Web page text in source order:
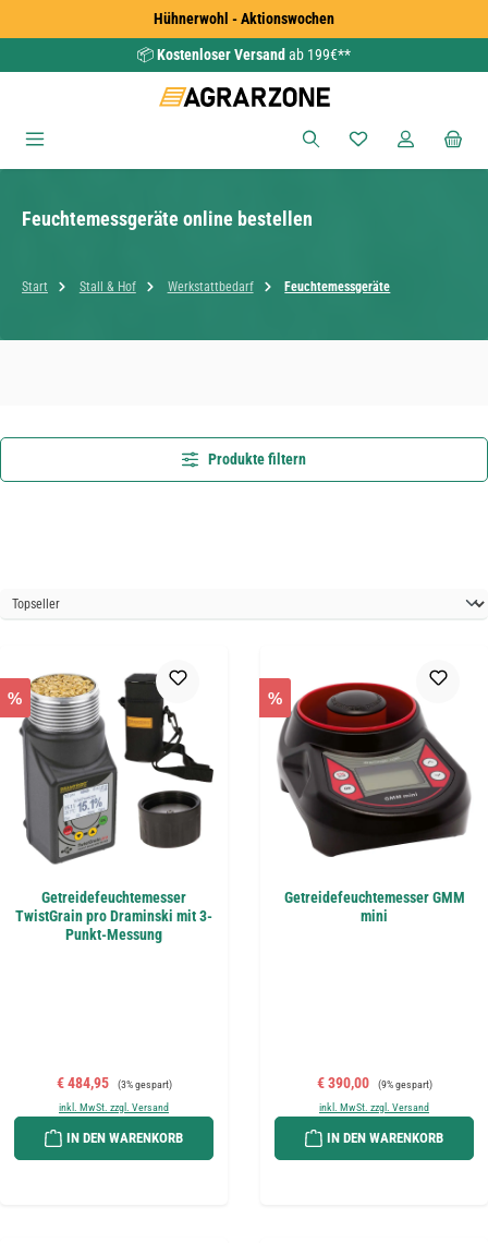
Zum Hauptinhalt springenHühnerwohl - Aktionswochen
📦Kostenloser Versand ab 199€**
Du hast 0
Feuchtemessgeräte online bestellen
Start Stall & Hof Werkstattbedarf Feuchtemessgeräte
Produkte filtern
%
Getreidefeuchtemesser
TwistGrain pro Draminski mit 3-
Punkt-Messung
Verkaufspreis:
€ 484,95 Regulärer Preis:
(3% gespart)
inkl. MwSt. zzgl. Versand
IN DEN WARENKORB
%
Getreidefeuchtemesser GMM
mini
Verkaufspreis:
€ 390,00 Regulärer Preis:
(9% gespart)
inkl. MwSt. zzgl. Versand
IN DEN WARENKORB